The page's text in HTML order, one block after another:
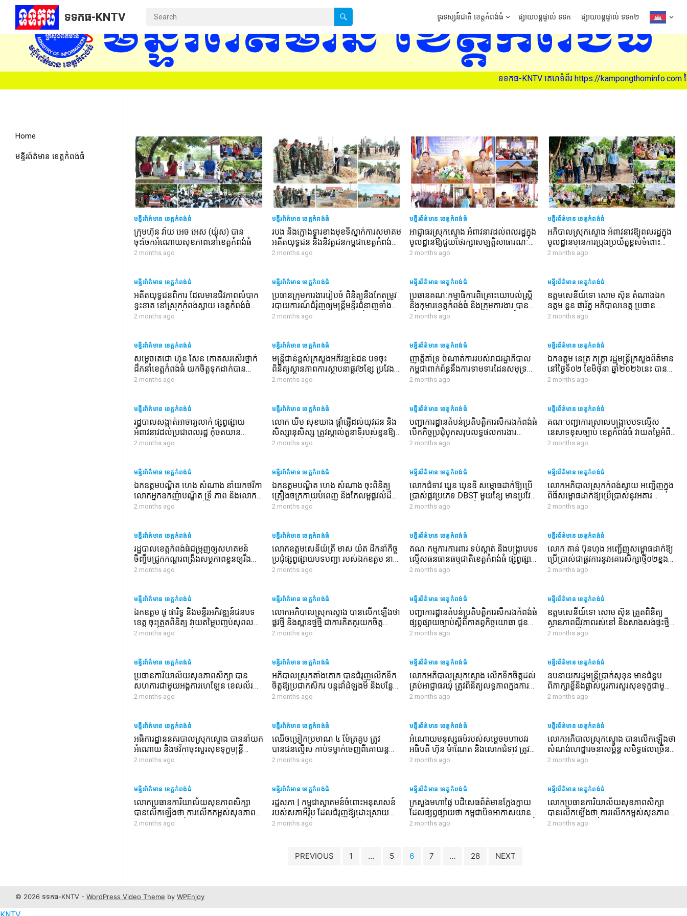
ទទកធ-KNTV គេហទំព័រ https://kampongthominfo.com នៃ
ទទកធ-KNTV ទូរទស្សន៍ជាតិ ខេត្តកំពង់ធំ ផ្សាយបន្តផ្ទាល់ ទទក ផ្សាយបន្តផ្ទាល់ ទទក២
Home
មន្ទីរព័ត៌មាន ខេត្តកំពង់ធំ
មន្ទីរព័ត៌មាន ខេត្តកំពង់ធំ
ក្រុមហ៊ុន វ៉ាយ អេច អេស (យ៉ូស) បាន
ចុះចែកអំណោយសុខភាពនៅខេត្តកំពង់ធំ
2 months ago
មន្ទីរព័ត៌មាន ខេត្តកំពង់ធំ
របង និងក្លោងទ្វារខាងមុខទីស្នាក់ការសមាគម
អតីតយុទ្ធជន និងនិវត្តជនកម្ពុជាខេត្តកំពង់ធំ
មានតម្លៃជិត ១០,០០០ដុល្លារសហរដ្ឋអាមេរិក
2 months ago
មន្ទីរព័ត៌មាន ខេត្តកំពង់ធំ
អាជ្ញាធរស្រុកស្ទោង អំពាវនាវដល់ពលរដ្ឋក្នុង
មូលដ្ឋានឱ្យជួយថែរក្សាសម្បត្តិសាធារណៈ
ដែលរាជរដ្ឋាភិបាល និងអាជ្ញាធរបាន
2 months ago
មន្ទីរព័ត៌មាន ខេត្តកំពង់ធំ
អភិបាលស្រុកស្ទោង អំពាវនាវឱ្យពលរដ្ឋក្នុង
មូលដ្ឋានមានការប្រុងប្រយ័ត្នខ្ពស់ចំពោះ
បាតុភូតភ្លៀងផ្គរ រន្ទះ ខ្យល់កន្ត្រាក់នារដូវវស្សា
2 months ago
មន្ទីរព័ត៌មាន ខេត្តកំពង់ធំ
អតីតយុទ្ធជនពិការ ដែលមានជីវភាពលំបាក
ខ្វះខាត នៅស្រុកកំពង់ស្វាយ ខេត្តកំពង់ធំ
ទទួលបានផ្ទះថ្មី អំណោយសម្តេចតេជោ ហ៊ុន
2 months ago
មន្ទីរព័ត៌មាន ខេត្តកំពង់ធំ
ប្រធានក្រុមការងាររៀបចំ ពិនិត្យនឹងកែតម្រូវ
របាយការណ៍ជំរុំញឲ្យមន្ត្រីមន្ទីរជំនាញទាំង
អស់មានការទទួលខុសត្រូវខ្ពស់ចំពោះរបាយ
2 months ago
មន្ទីរព័ត៌មាន ខេត្តកំពង់ធំ
ប្រធានគណៈកម្មាធិការពិគ្រោះយោបល់ស្រ្តី
និងកុមារខេត្តកំពង់ធំ និងក្រុមការងារ បាន
នាំយកគ្រឿងឧបភោគបរិភោគ និងថវិកាមួយ
2 months ago
មន្ទីរព័ត៌មាន ខេត្តកំពង់ធំ
ឧត្តមសេនីយ៍ទោ សោម ស៊ុន តំណាងឯក
ឧត្តម នួន ផារ័ត្ន អភិបាលខេត្ត ប្រធាន
សមាគមអតីតយុទ្ធជន និងនិវត្តជនកម្ពុជា
អតីតយុទ្ធជន នៅមណ្ឌលអភិវឌ្ឍន៍អតីត
យុទ្ធជន មរតកតេជោធិបតីថ្លុកព្រីង
2 months ago
មន្ទីរព័ត៌មាន ខេត្តកំពង់ធំ
សម្តេចតេជោ ហ៊ុន សែន កោតសរសើរថ្នាក់
ដឹកនាំខេត្តកំពង់ធំ យកចិត្តទុកដាក់បាន
ល្អលើសុខទុក្ខនិវត្តជន និងអតីតយុទ្ធជន
2 months ago
មន្ទីរព័ត៌មាន ខេត្តកំពង់ធំ
‎មន្រ្តីជាន់ខ្ពស់ក្រសួងអភិវឌ្ឍន៍ជន បទចុះ
ពិនិត្យស្ថានភាពការស្ថាបនាផ្លូវ២ខ្សែ ប្រវែង
ជាង៨គីឡូម៉ែត្រ ក្នុងឃុំសាលាវិស័យ ខេត្ត
2 months ago
មន្ទីរព័ត៌មាន ខេត្តកំពង់ធំ
ញាត្តិគាំទ្រ ចំណាត់ការរបស់រាជរដ្ឋាភិបាល
កម្ពុជាពាក់ព័ន្ធនឹងការទាមទារដែនសមុទ្រ
ត្រួតស៊ីគ្នាជាមួយប្រទេសថៃ
2 months ago
មន្ទីរព័ត៌មាន ខេត្តកំពង់ធំ
ឯកឧត្តម នេត្រ ភក្ត្រា រដ្ឋមន្ត្រីក្រសួងព័ត៌មាន
នៅថ្ងៃទី០២ ខែមិថុនា ឆ្នាំ២០២៦នេះ បាន
អញ្ជើញថ្លែងសន្ទរកថាបិទវេទិកាពិភាក្សា
«ការកសាងទំនុកចិត្តក្នុងតំបន់ ភាពធន់នឹង
ប្រព័ន្ធឌីជីថល និងការចែករំលែកព័ត៌មាន
ប្រកបដោយការទទួលខុសត្រូវ»
2 months ago
មន្ទីរព័ត៌មាន ខេត្តកំពង់ធំ
រដ្ឋបាលសង្កាត់អាចារ្យលាក់ ផ្សព្វផ្សាយ
អំពាវនាវដល់ប្រជាពលរដ្ឋ កុំចតយាន
យន្តលើផ្លូវបេតុងដែលកំពុងសាងសង់
2 months ago
មន្ទីរព័ត៌មាន ខេត្តកំពង់ធំ
លោក ឃីម សុខឃាង ផ្ដាំផ្ញើដល់យុវជន និង
សិស្សានុសិស្ស ត្រូវស្គាល់តួនាទីរបស់ខ្លួនឱ្យ
បានច្បាស់លាស់ ដើម្បីក្លាយជាទំពាំងស្នង
2 months ago
មន្ទីរព័ត៌មាន ខេត្តកំពង់ធំ
‎បញ្ជាការដ្ឋានតំបន់ប្រតិបត្តិការសឹករងកំពង់ធំ
បើកកិច្ចប្រជុំបូកសរុបលទ្ធផលការងារ
ឆមាសទី១ ឆ្នាំ ២០២៦ ប្រកាសកែសម្រួល
2 months ago
មន្ទីរព័ត៌មាន ខេត្តកំពង់ធំ
គណៈបញ្ជាការស្រាលបង្ក្រាបបទល្មើស
នេសាទខុសច្បាប់ ខេត្តកំពង់ធំ វាយតម្លៃអំពី
ជោគជ័យនៃការបង្ក្រាបបទល្មើសនេសាទ នៅ
2 months ago
មន្ទីរព័ត៌មាន ខេត្តកំពង់ធំ
ឯកឧត្តមបណ្ឌិត ហេង សំណាង នាំយកថវិកា
លោកអ្នកឧកញ៉ាបណ្ឌិត ទ្រី ភាព និងលោក
ជំទាវ ផ្តល់ជូនគូរស្រករថ្មី ចំនួន១១គូរ
2 months ago
មន្ទីរព័ត៌មាន ខេត្តកំពង់ធំ
ឯកឧត្តមបណ្ឌិត ហេង សំណាង ចុះពិនិត្យ
គ្រឿងចក្រកាយបំពេញ និងកែលម្អផ្លូវលំដីស
មួយខ្សែក្នុងឃុំទួលគ្រើល ស្រុកប្រាសាទ
2 months ago
មន្ទីរព័ត៌មាន ខេត្តកំពង់ធំ
លោកជំទាវ ឃួន ឃុនឌី សម្ភោធដាក់ឱ្យប្រើ
ប្រាស់ផ្លូវប្រភេទ DBST មួយខ្សែ មានប្រវែង
៤៣០០ម៉ែត្រ នៅក្នុងឃុំសាន់គរ ស្រុកកំពង់
2 months ago
មន្ទីរព័ត៌មាន ខេត្តកំពង់ធំ
លោកអភិបាលស្រុកកំពង់ស្វាយ អញ្ជើញក្នុង
ពិធីសម្ពោធដាក់ឱ្យប្រើប្រាស់នូវអគារ
សិក្សា១ខ្នង០៥បន្ទប់ និងសមិទ្ធផលនានា នៅ
2 months ago
មន្ទីរព័ត៌មាន ខេត្តកំពង់ធំ
រដ្ឋបាលខេត្តកំពង់ធំជម្រុញឲ្យសហគមន៍
ចិញ្ចឹមជ្រូកកណ្តុរពង្រឹងសម្ថភាពខ្លួនឲ្យរឹងមាំ
ដើម្បីបន្តនិរន្តរភាពសំរាប់សហគមន៍ទាំងមូល
2 months ago
មន្ទីរព័ត៌មាន ខេត្តកំពង់ធំ
លោកឧត្តមសេនីយ៍ត្រី មាស យ៉ត ដឹកនាំកិច្ច
ប្រជុំផ្សព្វផ្សាយបទបញ្ជា របស់ឯកឧត្ដម នាយ
ឧត្តមសេនីយ៍ សៅ សុខា ដល់នាយទាហាន
ចំនួន៦ចំណុច យកទៅអនុវត្តបទបញ្ជាយ៉ាង
តឹងរឹងបំផុត
2 months ago
មន្ទីរព័ត៌មាន ខេត្តកំពង់ធំ
គណៈកម្មការការពារ ទប់ស្កាត់ និងបង្ក្រាបបទ
ល្មើសធនធានធម្មជាតិខេត្តកំពង់ធំ ផ្សព្វផ្សាយ
សេចក្តី ជូនដំណឹង ស្ដីពីរដូវបិទនេសាទ
ស្កាត់ និងបង្ក្រាបបទល្មើសនេសាទខុសច្បាប់
ក្នុងតំបន់បឹងទន្លេសាប
2 months ago
មន្ទីរព័ត៌មាន ខេត្តកំពង់ធំ
លោក តាន់ ប៊ុនហុង អញ្ជើញសម្ពោធដាក់ឱ្យ
ប្រើប្រាស់ជាផ្លូវការនូវអគារសិក្សាថ្មី០២ខ្នង
ស្មើនឹង០៤បន្ទប់ នៅស្រុកសណ្តាន់ និងស្រុក
2 months ago
មន្ទីរព័ត៌មាន ខេត្តកំពង់ធំ
ឯកឧត្តម ផូ ផារិទ្ធ និងមន្ទីរអភិវឌ្ឍន៍ជនបទ
ខេត្ត ចុះត្រួតពិនិត្យ វាយតម្លៃបញ្ចប់សុពល
ភាព លើការងារថែទាំខួបផ្លូវចំនួន១ខ្សែ ដោយ
ក្នុងឃុំកកោះ និងឃុំទីពោ ស្រុកសន្ទុក
2 months ago
មន្ទីរព័ត៌មាន ខេត្តកំពង់ធំ
លោកអភិបាលស្រុកស្ទោង បានលើកឡើងថា
ផ្លូវថ្មី និងស្ពានថ្មថ្មី ជាការគិតគូរយកចិត្ត
ទុកដាក់ខ្ពស់របស់សម្ដេចធិបតី ហ៊ុន ម៉ាណែត
2 months ago
មន្ទីរព័ត៌មាន ខេត្តកំពង់ធំ
បញ្ជាការដ្ឋានតំបន់ប្រតិបត្តិការសឹករងកំពង់ធំ
ផ្សព្វផ្សាយច្បាប់ស្តីពីកាតព្វកិច្ចយោធា ជូន​
យោធិន​ក្រោម​ឱវាទ​ ក្នុងកិច្ចប្រជុំ បូកសរុប
អនុវត្តបន្ត
2 months ago
មន្ទីរព័ត៌មាន ខេត្តកំពង់ធំ
ឧត្តមសេនីយ៍ទោ សោម ស៊ុន ត្រួតពិនិត្យ
ស្ថានភាពជីវភាពរស់នៅ និងសាងសង់ផ្ទះថ្មី
អំណោយដ៏ថ្លៃថ្លារបស់សម្ដេចតេជោ ហ៊ុន
2 months ago
មន្ទីរព័ត៌មាន ខេត្តកំពង់ធំ
ប្រធានការិយាល័យសុខភាពសិក្សា បាន
សហការជាមួយអង្គការហេឡែន ខេលល័រ
អន្តរជាតិ បន្តសកម្មភាពពិនិត្យរកជាតិស្ករជូន
ជំងឺមិនឆ្លងនៅកម្ពុជា តាមគ្រឹះស្ថានសិក្សា
2 months ago
មន្ទីរព័ត៌មាន ខេត្តកំពង់ធំ
អភិបាលស្រុកតាំងគោក បានជំរុញលើកទឹក
ចិត្តឱ្យប្រជាកសិករ បន្តដាំដំឡូងមី និងបន្លែ
បន្ទាប់បន្សំបានច្រើន ដើម្បីជួយសម្រាល
2 months ago
មន្ទីរព័ត៌មាន ខេត្តកំពង់ធំ
លោកអភិបាលស្រុកស្ទោង លើកទឹកចិត្តដល់
គ្រប់អាជ្ញាធរឃុំ ត្រូវពិនិត្យលទ្ធភាពក្នុងការ
កសាងផ្លូវបេតុងអាមេ ជូនពលរដ្ឋក្នុងមូលដ្ឋាន
2 months ago
មន្ទីរព័ត៌មាន ខេត្តកំពង់ធំ
ឧបនាយករដ្ឋមន្ត្រីប្រាក់សុខុន មានជំនួប
ពិភាក្សាខ្លីនិងផ្លាស់ប្ដូរការសួរសុខទុក្ខជាមួយ
ឧបនាយករដ្ឋមន្ត្រីការបរទេស នានា ក្នុង
ជាតិនៅទីក្រុងញូវយ៉ក សហរដ្ឋអាមេរិក
2 months ago
មន្ទីរព័ត៌មាន ខេត្តកំពង់ធំ
អធិការដ្ឋាននគរបាលស្រុកស្ទោង បាននាំយក
អំណោយ និងថវិកាចុះសួរសុខទុក្ខមន្ត្រី
នគរបាល និងអតីតយុទ្ធជន ដែលកំពុងមាន
2 months ago
មន្ទីរព័ត៌មាន ខេត្តកំពង់ធំ
ឈើចម្រៀកប្រមាណ ៤ ម៉ែត្រគូប ត្រូវ
បានជនល្មើស កាប់ទម្លាក់ចេញពីគោយន្ត
រួចបើករត់គេចខ្លួនបាត់ ក្នុងពេលទាល់ច្រក
2 months ago
មន្ទីរព័ត៌មាន ខេត្តកំពង់ធំ
អំណោយមនុស្សធម៌របស់សម្ដេចមហាបវរ
អធិបតី ហ៊ុន ម៉ាណែត និងលោកជំទាវ ត្រូវ
បានឧត្តមសេនីយ៍ទោ សោម ស៊ុន នាំយកទៅ
លំបាកខ្វះខាត នៅឃុំដងកាំបិត ស្រុក
សណ្ដាន់ ខេត្តកំពង់ធំ
2 months ago
មន្ទីរព័ត៌មាន ខេត្តកំពង់ធំ
លោកអភិបាលស្រុកស្ទោង បានលើកឡើងថា
សំណង់ហេដ្ឋារចនាសម្ព័ន្ធ សមិទ្ធផលច្រើន
ស្អេកស្កះក្នុងវត្ត គឺជាការរួបរួមសាមគ្គីនិង
2 months ago
មន្ទីរព័ត៌មាន ខេត្តកំពង់ធំ
លោកប្រធានការិយាល័យសុខភាពសិក្សា
បានលើកឡើងថា ការលើកកម្ពស់សុខភាព
សិក្សាក្នុងសាលារៀន ជាការកសាងមូលធន
2 months ago
មន្ទីរព័ត៌មាន ខេត្តកំពង់ធំ
រដ្ឋសភា | កម្ពុជាស្វាគមន៍ចំពោះអនុសាសន៍
របស់សភាអឺរ៉ុប ដែលជំរុញឱ្យដោះស្រាយ
ជម្លោះកម្ពុជា-ថៃ ដោយសន្តិវិធី និងគោរព
2 months ago
មន្ទីរព័ត៌មាន ខេត្តកំពង់ធំ
ក្រសួងមហាផ្ទៃ បដិសេធព័ត៌មានក្លែងក្លាយ
ដែលផ្សព្វផ្សាយថា កម្ពុជាបិទអាកាសយាន
ដ្ឋាន និងហាមជនបរទេសអាយុក្រោម ៤០ឆ្នាំ
2 months ago
មន្ទីរព័ត៌មាន ខេត្តកំពង់ធំ
លោកប្រធានការិយាល័យសុខភាពសិក្សា
បានលើកឡើងថា ការលើកកម្ពស់សុខភាព
សិក្សាក្នុងសាលារៀន ជាការកសាងមូលធន
2 months ago
PREVIOUS 1 … 5 6 7 … 28 NEXT
© 2026 ទទកធ-KNTV - WordPress Video Theme by WPEnjoy